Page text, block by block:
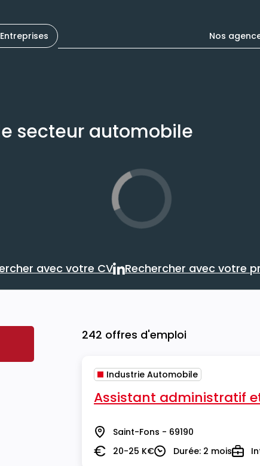
Entreprises Nos
secteur automobile
Rechercher avec votre CV
avec votre CV Rechercher avec votre
242 offres d'emploi
Industrie Automobile
Assistant administratif
Lieu Saint-Fons - 69190
Salaire20-25 K€DuréeDurée: 2 moisType